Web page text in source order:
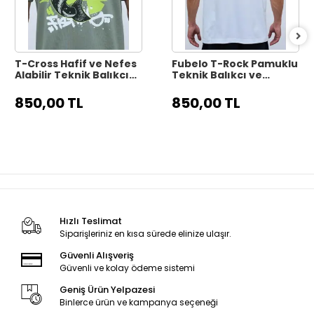
T-Cross Hafif ve Nefes
Alabilir Teknik Balıkçı
850,00 TL
Fubelo T-Rock Pamuklu
Teknik Balıkçı ve
Beyaz
850,00 TL
Hızlı Teslimat
Siparişleriniz en kısa sürede elinize ulaşır.
Güvenli Alışveriş
Güvenli ve kolay ödeme sistemi
Geniş Ürün Yelpazesi
Binlerce ürün ve kampanya seçeneği